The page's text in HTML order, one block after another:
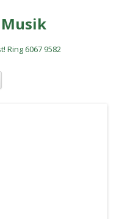
Ring 6067 9582
Hop
indhold